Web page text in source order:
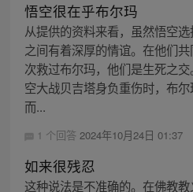
悟空很在乎布尔玛
从提供的资料来看，虽然悟空
之间有着深厚的情谊。在他们
次救过布尔玛，他们是生死之
空大战贝吉塔身负重伤时，布尔
而...
1 个回答 2024年10月24日 01:37
如来很残忍
这种说法是不准确的。在佛教